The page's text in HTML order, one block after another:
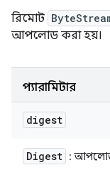
রিমোট
আপলোড করা হয়।
প্যারামিটার
digest
Digest : আপলোড